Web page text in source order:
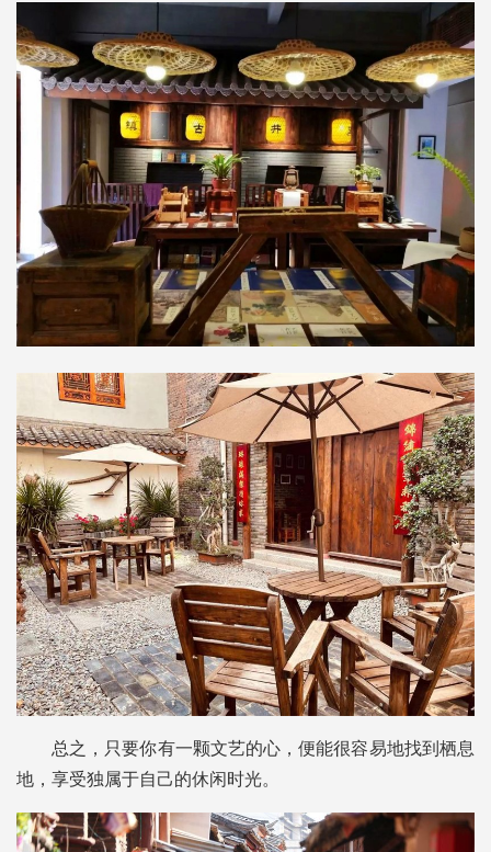
总之，只要你有一颗文艺的心，便能很容易地找到栖息
地，享受独属于自己的休闲时光。